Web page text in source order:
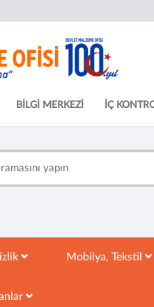
BİLGİ MERKEZİ İÇ
Mobilya, Tekstil